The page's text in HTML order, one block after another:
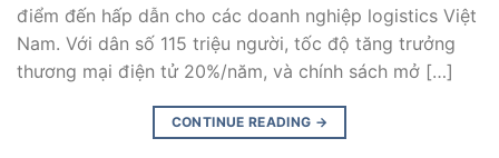
điểm đến hấp dẫn cho các doanh nghiệp logistics Việt
Nam. Với dân số 115 triệu người, tốc độ tăng trưởng
thương mại điện tử 20%/năm, và chính sách mở […]
CONTINUE READING →